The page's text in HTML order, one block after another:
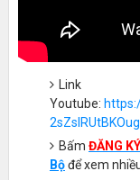
Link
Youtube:
Bấm ĐĂNG KÝ
Bộđể xem